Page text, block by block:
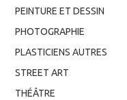
PEINTURE ET DESSIN
PHOTOGRAPHIE
PLASTICIENS AUTRES
STREET ART
THÉÂTRE